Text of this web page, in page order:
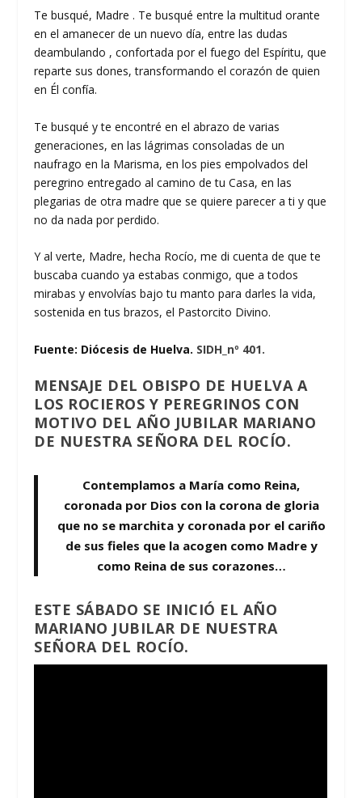
Te busqué, Madre . Te busqué entre la multitud orante
en el amanecer de un nuevo día, entre las dudas
deambulando , confortada por el fuego del Espíritu, que
reparte sus dones, transformando el corazón de quien
en Él confía.
Te busqué y te encontré en el abrazo de varias
generaciones, en las lágrimas consoladas de un
naufrago en la Marisma, en los pies empolvados del
peregrino entregado al camino de tu Casa, en las
plegarias de otra madre que se quiere parecer a ti y que
no da nada por perdido.
Y al verte, Madre, hecha Rocío, me di cuenta de que te
buscaba cuando ya estabas conmigo, que a todos
mirabas y envolvías bajo tu manto para darles la vida,
sostenida en tus brazos, el Pastorcito Divino.
Fuente: Diócesis de Huelva. SIDH_nº 401.
MENSAJE DEL OBISPO DE HUELVA A
LOS ROCIEROS Y PEREGRINOS CON
MOTIVO DEL AÑO JUBILAR MARIANO
DE NUESTRA SEÑORA DEL ROCÍO.
Contemplamos a María como Reina,
coronada por Dios con la corona de gloria
que no se marchita y coronada por el cariño
de sus fieles que la acogen como Madre y
como Reina de sus corazones…
ESTE SÁBADO SE INICIÓ EL AÑO
MARIANO JUBILAR DE NUESTRA
SEÑORA DEL ROCÍO.